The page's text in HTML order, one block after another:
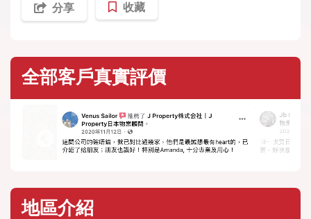
分享 收藏
全部客戶真實評價
地區介紹